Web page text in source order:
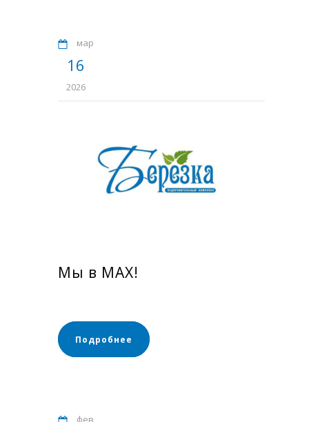
мар
16
2026
Мы в MAX!
Подробнее
фев